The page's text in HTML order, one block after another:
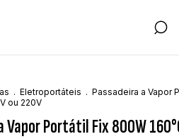
. Eletroportáteis . Passadeira a Vapor
ou 220V
Vapor Portátil Fix 800W